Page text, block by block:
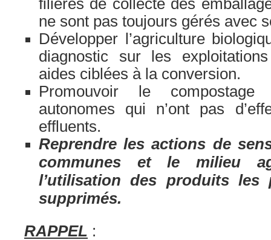
filières de collecte des
ne sont pas toujours gérés avec
Développer l’agriculture
diagnostic sur les
aides ciblées à la conversion.
Promouvoir le
autonomes qui n’ont pas
effluents.
Reprendre les actions de
communes et le milieu
l’utilisation des produits les
supprimés.
RAPPEL :